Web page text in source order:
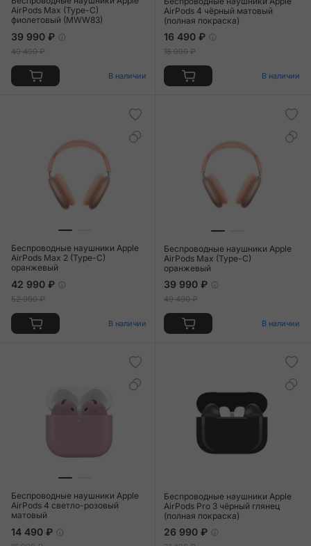
AirPods Max (Type-C)
фиолетовый (MWW83)
39 990 ₽
49 490 ₽
В наличии
AirPods 4 чёрный матовый
(полная покраска)
16 490 ₽
18 990 ₽
В наличии
Беспроводные наушники Apple
AirPods Max 2 (Type-C)
оранжевый
42 990 ₽
52 990 ₽
В наличии
Беспроводные наушники Apple
AirPods Max (Type-C)
оранжевый
39 990 ₽
49 490 ₽
В наличии
Беспроводные наушники Apple
AirPods 4 светло-розовый
матовый
14 490 ₽
Беспроводные наушники Apple
AirPods Pro 3 чёрный глянец
(полная покраска)
26 990 ₽